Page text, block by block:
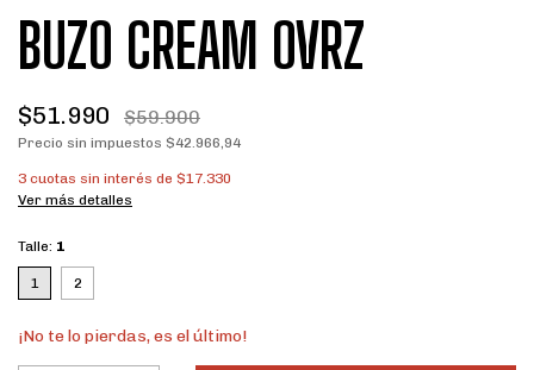
BUZO CREAM OVRZ
$51.990 $59.900
Precio sin impuestos $42.966,94
3 cuotas sin interés de $17.330
Ver más detalles
Talle: 1
1 2
¡No te lo pierdas, es el último!